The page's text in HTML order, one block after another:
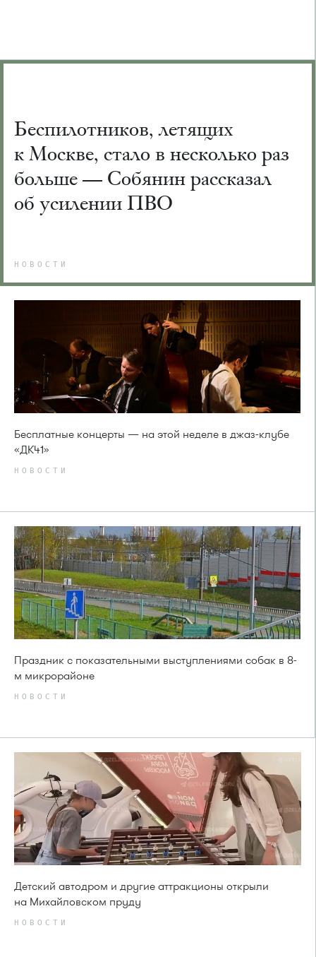
Беспилотников, летящих
к Москве, стало в несколько раз
больше — Собянин рассказал
об усилении ПВО
НОВОСТИ
Бесплатные концерты — на этой неделе в джаз-клубе
«ДК41»
НОВОСТИ
Праздник с показательными выступлениями собак в 8-
м микрорайоне
НОВОСТИ
Детский автодром и другие аттракционы открыли
на Михайловском пруду
НОВОСТИ